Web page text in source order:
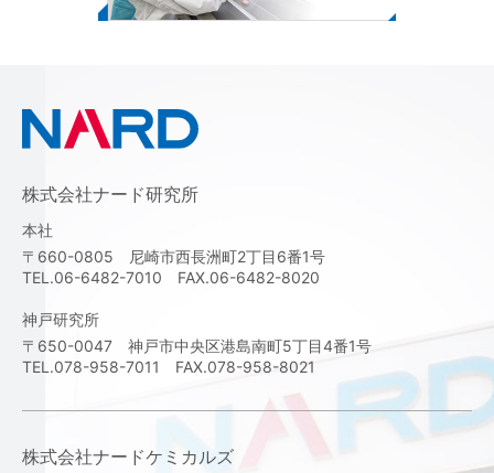
株式会社ナード研究所
本社
〒660-0805 尼崎市西長洲町2丁目6番1号
TEL.06-6482-7010 FAX.06-6482-8020
神戸研究所
〒650-0047 神戸市中央区港島南町5丁目4番1号
TEL.078-958-7011 FAX.078-958-8021
株式会社ナードケミカルズ